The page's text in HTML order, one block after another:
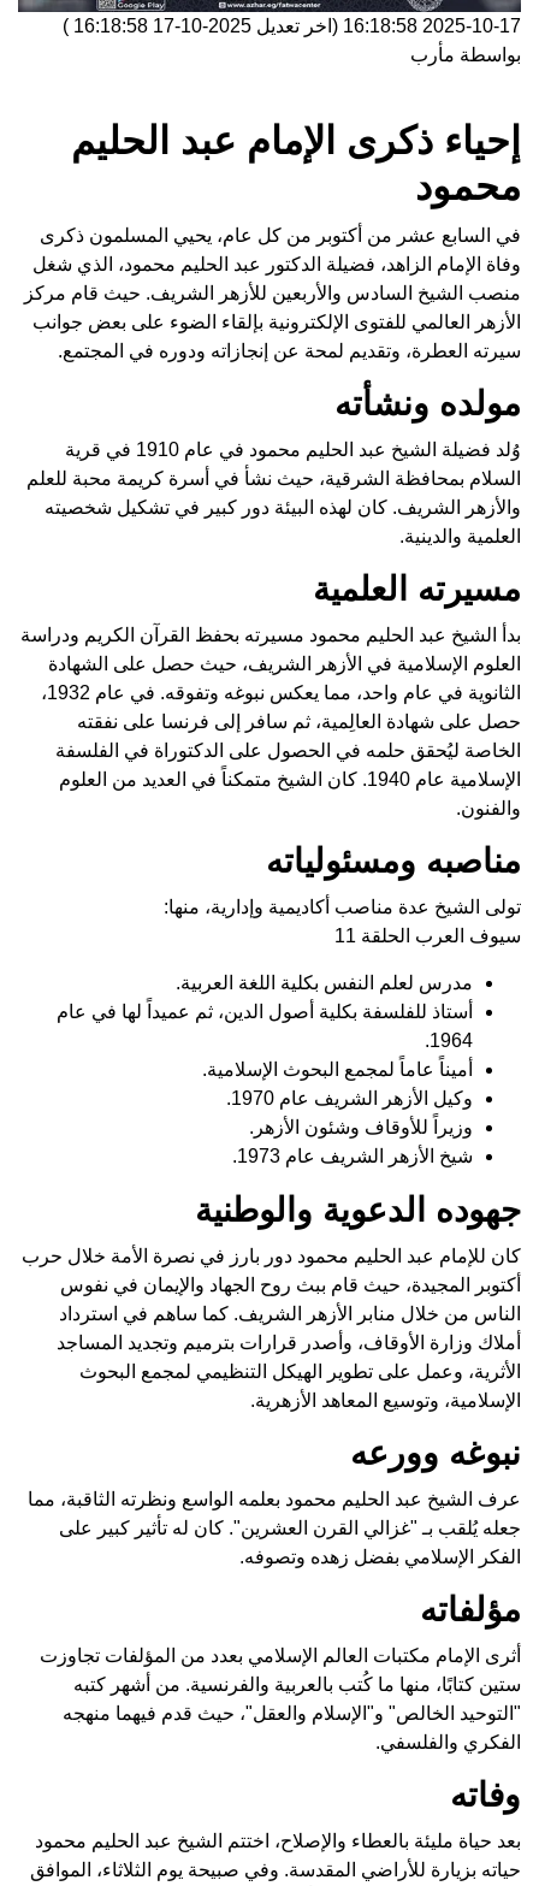
2025-10-17 16:18:58 (اخر تعديل 2025-10-17 16:18:58
)
بواسطة مأرب
إحياء ذكرى الإمام عبد الحليم
محمود
في السابع عشر من أكتوبر من كل عام، يحيي المسلمون ذكرى
وفاة الإمام الزاهد، فضيلة الدكتور عبد الحليم محمود، الذي شغل
منصب الشيخ السادس والأربعين للأزهر الشريف. حيث قام مركز
الأزهر العالمي للفتوى الإلكترونية بإلقاء الضوء على بعض جوانب
سيرته العطرة، وتقديم لمحة عن إنجازاته ودوره في المجتمع.
مولده ونشأته
وُلد فضيلة الشيخ عبد الحليم محمود في عام 1910 في قرية
السلام بمحافظة الشرقية، حيث نشأ في أسرة كريمة محبة للعلم
والأزهر الشريف. كان لهذه البيئة دور كبير في تشكيل شخصيته
العلمية والدينية.
مسيرته العلمية
بدأ الشيخ عبد الحليم محمود مسيرته بحفظ القرآن الكريم ودراسة
العلوم الإسلامية في الأزهر الشريف، حيث حصل على الشهادة
الثانوية في عام واحد، مما يعكس نبوغه وتفوقه. في عام 1932،
حصل على شهادة العالِمية، ثم سافر إلى فرنسا على نفقته
الخاصة ليُحقق حلمه في الحصول على الدكتوراة في الفلسفة
الإسلامية عام 1940. كان الشيخ متمكناً في العديد من العلوم
والفنون.
مناصبه ومسئولياته
تولى الشيخ عدة مناصب أكاديمية وإدارية، منها:
سيوف العرب الحلقة 11
مدرس لعلم النفس بكلية اللغة العربية.
أستاذ للفلسفة بكلية أصول الدين، ثم عميداً لها في عام
1964.
أميناً عاماً لمجمع البحوث الإسلامية.
وكيل الأزهر الشريف عام 1970.
وزيراً للأوقاف وشئون الأزهر.
شيخ الأزهر الشريف عام 1973.
جهوده الدعوية والوطنية
كان للإمام عبد الحليم محمود دور بارز في نصرة الأمة خلال حرب
أكتوبر المجيدة، حيث قام ببث روح الجهاد والإيمان في نفوس
الناس من خلال منابر الأزهر الشريف. كما ساهم في استرداد
أملاك وزارة الأوقاف، وأصدر قرارات بترميم وتجديد المساجد
الأثرية، وعمل على تطوير الهيكل التنظيمي لمجمع البحوث
الإسلامية، وتوسيع المعاهد الأزهرية.
نبوغه وورعه
عرف الشيخ عبد الحليم محمود بعلمه الواسع ونظرته الثاقبة، مما
جعله يُلقب بـ "غزالي القرن العشرين". كان له تأثير كبير على
الفكر الإسلامي بفضل زهده وتصوفه.
مؤلفاته
أثرى الإمام مكتبات العالم الإسلامي بعدد من المؤلفات تجاوزت
ستين كتابًا، منها ما كُتب بالعربية والفرنسية. من أشهر كتبه
"التوحيد الخالص" و"الإسلام والعقل"، حيث قدم فيهما منهجه
الفكري والفلسفي.
وفاته
بعد حياة مليئة بالعطاء والإصلاح، اختتم الشيخ عبد الحليم محمود
حياته بزيارة للأراضي المقدسة. وفي صبيحة يوم الثلاثاء، الموافق